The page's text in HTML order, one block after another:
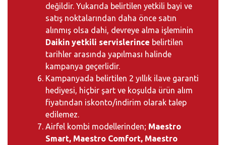
değildir. Yukarıda belirtilen yetkili bayi ve
satış noktalarından daha önce satın
alınmış olsa dahi, devreye alma işleminin
Daikin yetkili servislerince belirtilen
tarihler arasında yapılması halinde
kampanya geçerlidir.
Kampanyada belirtilen 2 yıllık ilave garanti
hediyesi, hiçbir şart ve koşulda ürün alım
fiyatından iskonto/indirim olarak talep
edilemez.
Airfel kombi modellerinden; Maestro
Smart, Maestro Comfort, Maestro